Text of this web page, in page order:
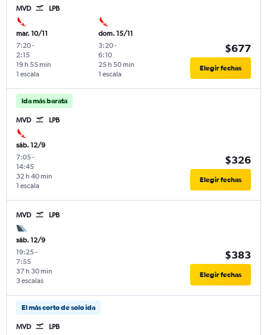
MVD LPB
mar. 10/11
7:20-
2:15
1 escala
19 h 55 min
dom. 15/11
3:20-
6:10
1 escala
25 h 50 min
$677
Elegir fechas
Ida más barata
MVD LPB
sáb. 12/9
7:05-
14:45
1 escala
32 h 40 min
$326
Elegir fechas
MVD LPB
sáb. 12/9
19:25-
7:55
3 escalas
37 h 30 min
$383
Elegir fechas
El más corto de solo ida
MVD LPB